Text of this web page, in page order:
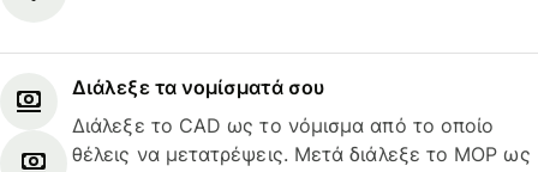
Διάλεξε τα νομίσματά σου
Διάλεξε το CAD ως το νόμισμα από το οποίο
θέλεις να μετατρέψεις. Μετά διάλεξε το MOP ως